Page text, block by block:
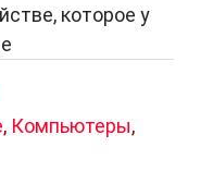
будут
которое у
, Компьютеры,